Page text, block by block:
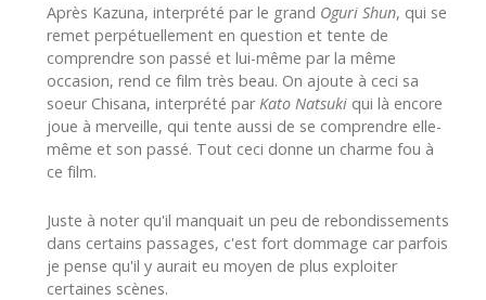
Après Kazuna, interprété par le grand Oguri Shun, qui se
remet perpétuellement en question et tente de
comprendre son passé et lui-même par la même
occasion, rend ce film très beau. On ajoute à ceci sa
soeur Chisana, interprété par Kato Natsuki qui là encore
joue à merveille, qui tente aussi de se comprendre elle-
même et son passé. Tout ceci donne un charme fou à
ce film.
Juste à noter qu'il manquait un peu de rebondissements
dans certains passages, c'est fort dommage car parfois
je pense qu'il y aurait eu moyen de plus exploiter
certaines scènes.